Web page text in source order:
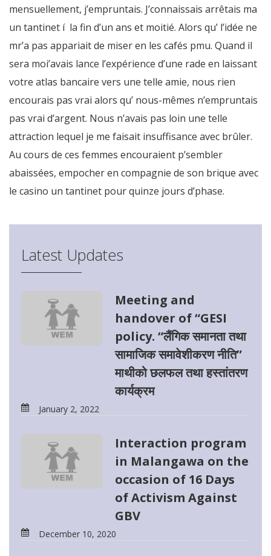
mensuellement, j’empruntais. J’connaissais arrêtais ma
un tantinet í la fin d’un ans et moitié. Alors qu’ l’idée ne
mr’a pas appariait de miser en les cafés pmu. Quand il
sera moi’avais lance l’expérience d’une rade en laissant
votre atlas bancaire vers une telle amie, nous rien
encourais pas vrai alors qu’ nous-mêmes n’empruntais
pas vrai d’argent. Nous n’avais pas loin une telle
attraction lequel je me faisait insuffisance avec brûler.
Au cours de ces femmes encouraient p’sembler
abaissées, empocher en compagnie de son brique avec
le casino un tantinet pour quinze jours d’phase.
Latest Updates
Meeting and
handover of “GESI
policy. “लैंगिक समानता तथा
सामाजिक समावेशीकरण नीति”
माथीको छलफल तथा हस्तांतरण
कार्यक्रम
January 2, 2022
Interaction program
in Malangawa on the
occasion of 16 Days
of Activism Against
GBV
December 10, 2020